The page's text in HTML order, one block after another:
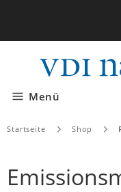
Menü
Startseite Shop